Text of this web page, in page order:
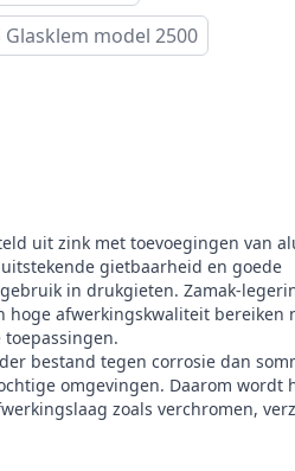
borgpen Nee
2500
Glasklem model 2500
uit zink met toevoegingen van
gietbaarheid en goede
in drukgieten. Zamak-
hoge afwerkingskwaliteit bereiken
bestand tegen corrosie dan
omgevingen. Daarom wordt
zoals verchromen,